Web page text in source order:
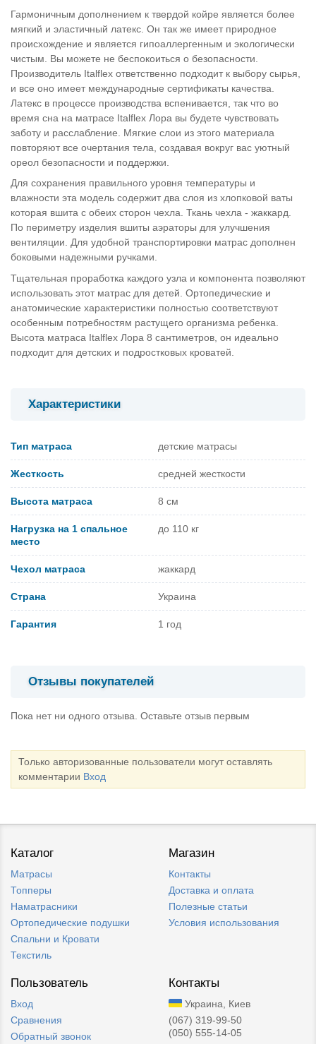
Гармоничным дополнением к твердой койре является более
мягкий и эластичный латекс. Он так же имеет природное
происхождение и является гипоаллергенным и экологически
чистым. Вы можете не беспокоиться о безопасности.
Производитель Italflex ответственно подходит к выбору сырья,
и все оно имеет международные сертификаты качества.
Латекс в процессе производства вспенивается, так что во
время сна на матрасе Italflex Лора вы будете чувствовать
заботу и расслабление. Мягкие слои из этого материала
повторяют все очертания тела, создавая вокруг вас уютный
ореол безопасности и поддержки.
Для сохранения правильного уровня температуры и
влажности эта модель содержит два слоя из хлопковой ваты
которая вшита с обеих сторон чехла. Ткань чехла - жаккард.
По периметру изделия вшиты аэраторы для улучшения
вентиляции. Для удобной транспортировки матрас дополнен
боковыми надежными ручками.
Тщательная проработка каждого узла и компонента позволяют
использовать этот матрас для детей. Ортопедические и
анатомические характеристики полностью соответствуют
особенным потребностям растущего организма ребенка.
Высота матраса Italflex Лора 8 сантиметров, он идеально
подходит для детских и подростковых кроватей.
Характеристики
Тип матраса детские матрасы
Жесткость средней жесткости
Высота матраса 8 см
Нагрузка на 1 спальное
место
до 110 кг
Чехол матраса жаккард
Страна Украина
Гарантия 1 год
Отзывы покупателей
Пока нет ни одного отзыва. Оставьте отзыв первым
Только авторизованные пользователи могут оставлять
комментарии Вход
Каталог
Матрасы
Топперы
Наматрасники
Ортопедические подушки
Спальни и Кровати
Текстиль
Магазин
Контакты
Доставка и оплата
Полезные статьи
Условия использования
Пользователь
Вход
Сравнения
Обратный звонок
Контакты
Украина, Киев
(067) 319-99-50
(050) 555-14-05